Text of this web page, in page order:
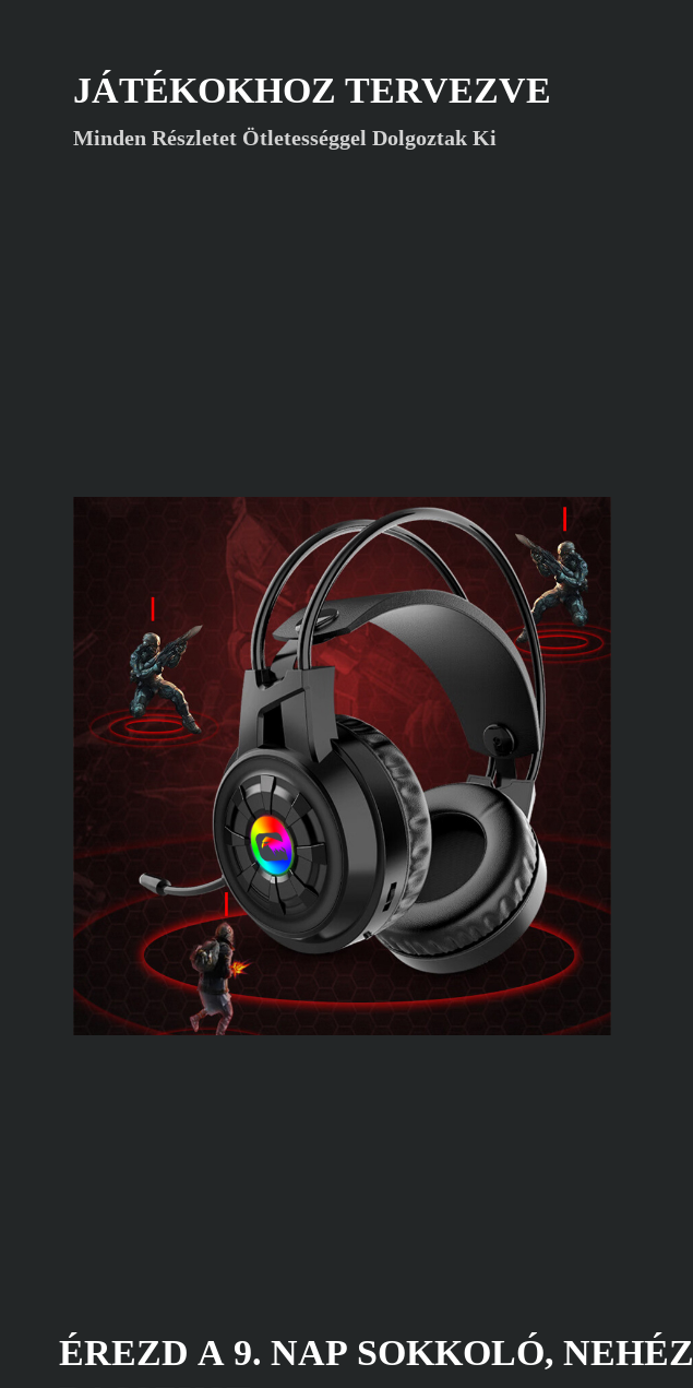
JÁTÉKOKHOZ TERVEZVE
Minden Részletet Ötletességgel Dolgoztak Ki
ÉREZD A 9. NAP SOKKOLÓ, NEHÉZ